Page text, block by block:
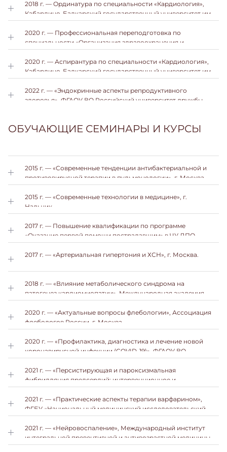
2018 г. — Ординатура по специальности «Кардиология»,
Кабардино-Балкарский государственный университет им.
Х.М. Бербекова.
2020 г. — Профессиональная переподготовка по
специальности «Организация здравоохранения и
общественное здоровье», г. Екатеринбург.
2020 г. — Аспирантура по специальности «Кардиология»,
Кабардино-Балкарский государственный университет им.
Х.М. Бербекова.
2022 г. — «Эндокринные аспекты репродуктивного
здоровья», ФГАОУ ВО Российский университет дружбы
ОБУЧАЮЩИЕ СЕМИНАРЫ И КУРСЫ
2015 г. — «Современные тенденции антибактериальной и
противовирусной терапии в пульмонологии», г. Москва.
2015 г. — «Современные технологии в медицине», г.
Нальчик.
2017 г. — Повышение квалификации по программе
«Оказание первой помощи пострадавшим» в ЧУ ДПО
«Центр повышения квалификации «АстраМедФарм» .
2017 г. — «Артериальная гипертония и ХСН», г. Москва.
2018 г. — «Влияние метаболического синдрома на
патогенез кардиомиопатии», Международная академия
наук педагогического образования.
2020 г. — «Актуальные вопросы флебологии», Ассоциация
флебологов России, г. Москва.
2020 г. — «Профилактика, диагностика и лечение новой
коронавирусной инфекции (COVID-19)», ФГАОУ ВО
«Российский национальный исследовательский
медицинский университет имени Н.И. Пирогова»
Минздрава России, г. Москва.
2021 г. — «Персистирующая и пароксизмальная
фибрилляция предсердий: интервенционное и
медикаментозное лечение», ФГБУ «Национальный
медицинский исследовательский центр имени академика
Е.Н. Мешалкина» Минздрава России, г. Москва.
2021 г. — «Практические аспекты терапии варфарином»,
ФГБУ «Национальный медицинский исследовательский
центр кардиологии» Минздрава России, г. Москва.
2021 г. — «Нейровоспаление», Международный институт
интегральной превентивной и антивозрастной медицины
«PreventAge», г. Москва.